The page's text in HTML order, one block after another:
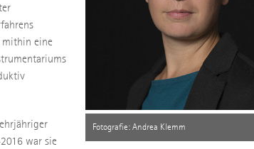
Fotografie: Andrea Klemm
mithin eine
war sie